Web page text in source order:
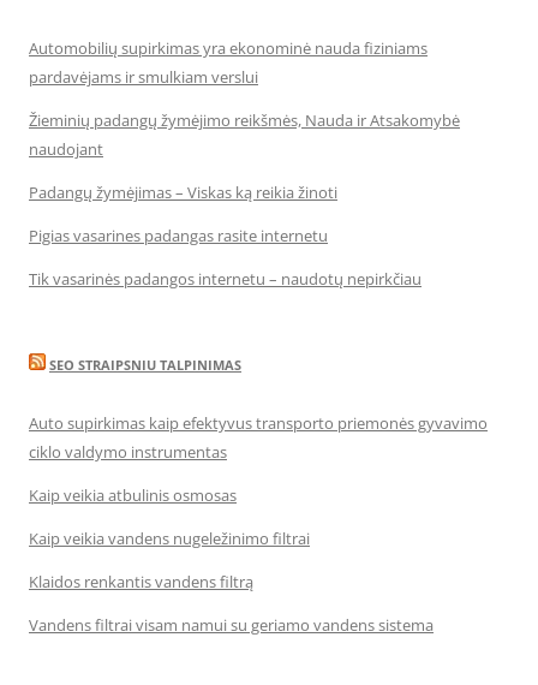
Automobilių supirkimas yra ekonominė nauda fiziniams
pardavėjams ir smulkiam verslui
Žieminių padangų žymėjimo reikšmės, Nauda ir Atsakomybė
naudojant
Padangų žymėjimas – Viskas ką reikia žinoti
Pigias vasarines padangas rasite internetu
Tik vasarinės padangos internetu – naudotų nepirkčiau
SEO STRAIPSNIU TALPINIMAS
Auto supirkimas kaip efektyvus transporto priemonės gyvavimo
ciklo valdymo instrumentas
Kaip veikia atbulinis osmosas
Kaip veikia vandens nugeležinimo filtrai
Klaidos renkantis vandens filtrą
Vandens filtrai visam namui su geriamo vandens sistema